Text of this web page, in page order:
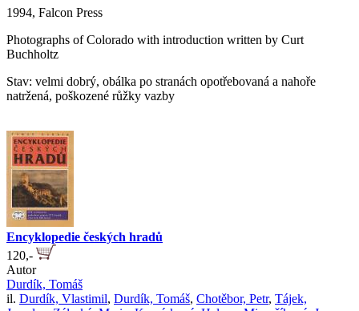
1994, Falcon Press
Photographs of Colorado with introduction written by Curt
Buchholtz
Stav: velmi dobrý, obálka po stranách opotřebovaná a nahoře
natržená, poškozené růžky vazby
Encyklopedie českých hradů
120,-
Autor
Durdík, Tomáš
il. Durdík, Vlastimil, Durdík, Tomáš, Chotěbor, Petr, Tájek,